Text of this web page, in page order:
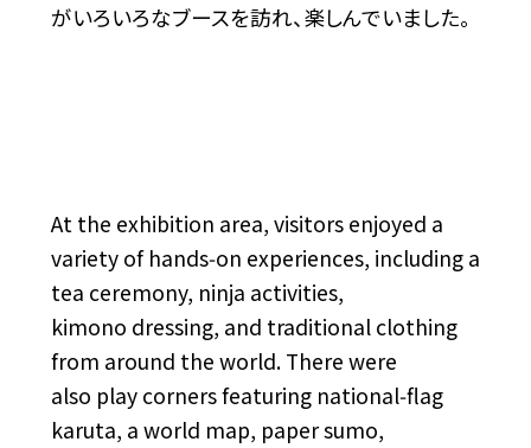
がいろいろなブースを訪れ、楽しんでいました。
At the exhibition area, visitors enjoyed a
variety of hands‑on experiences, including a
tea ceremony, ninja activities,
kimono dressing, and traditional clothing
from around the world. There were
also play corners featuring national‑flag
karuta, a world map, paper sumo,